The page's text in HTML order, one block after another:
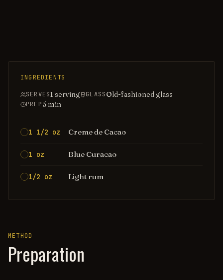
INGREDIENTS
SERVES1 serving GLASSOld-fashioned glass
PREP5min
1 1/2 oz Creme de Cacao
1 oz Blue Curacao
1/2 oz Light rum
METHOD
Preparation